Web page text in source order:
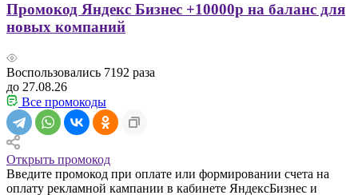
Промокод Яндекс Бизнес +10000р на баланс для
новых компаний
Воспользовались 7192 раза
до 27.08.26
Все промокоды
Открыть промокод
Введите промокод при оплате или формировании счета на
оплату рекламной кампании в кабинете ЯндексБизнес и